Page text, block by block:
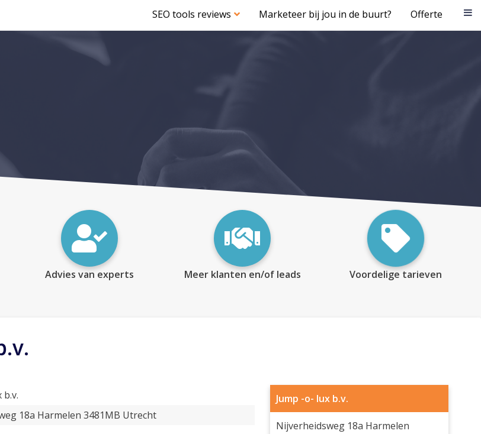
SEO tools reviews Marketeer bij jou in de buurt? Offerte
Advies van experts Meer klanten en/of leads Voordelige tarieven
b.v.
18a Harmelen 3481MB Utrecht
Jump -o- lux b.v.
Nijverheidsweg 18a Harmelen